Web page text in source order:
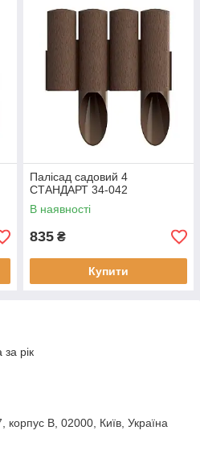
Палісад садовий 4
СТАНДАРТ 34-042
В наявності
835 ₴
Купити
за рік
корпус В, 02000, Київ, Україна